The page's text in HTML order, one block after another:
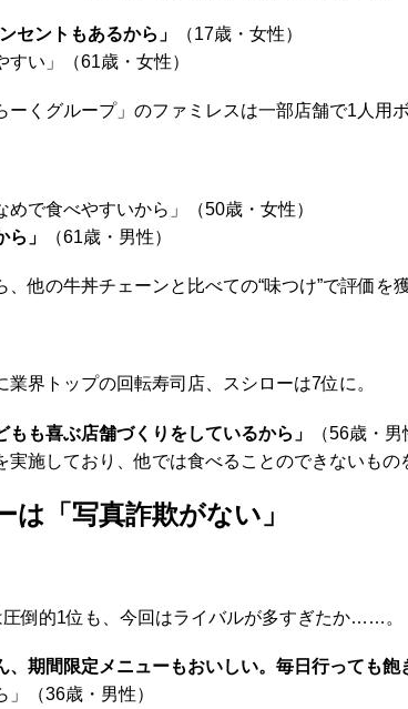
セントもあるから」
（17歳・女性）
すい」（61歳・女性）
くグループ」のファミレスは一部店舗で1人用
めで食べやすいから」（50歳・女性）
ら」
（61歳・男性）
他の牛丼チェーンと比べての“味つけ”で評価を獲
界トップの回転寿司店、スシローは7位に。
もも喜ぶ店舗づくりをしているから」
（56歳・男
実施しており、他では食べることのできないもの
「写真詐欺がない」
圧倒的1位も、今回はライバルが多すぎたか……。
、期間限定メニューもおいしい。毎日行っても飽
」（36歳・男性）